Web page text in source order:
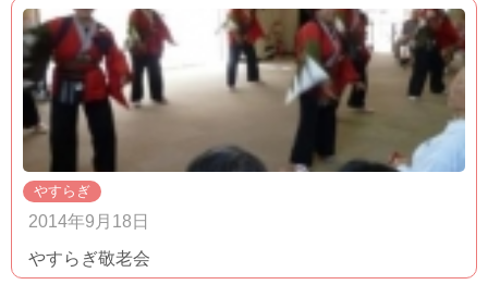
やすらぎ
2014年9月18日
やすらぎ敬老会